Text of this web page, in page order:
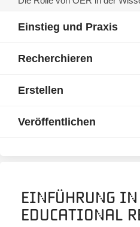
Einstieg und Praxis
Recherchieren
Erstellen
Veröffentlichen
Einführung in
Educational